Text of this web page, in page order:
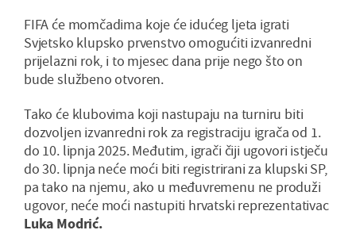
FIFA će momčadima koje će idućeg ljeta igrati
Svjetsko klupsko prvenstvo omogućiti izvanredni
prijelazni rok, i to mjesec dana prije nego što on
bude službeno otvoren.
Tako će klubovima koji nastupaju na turniru biti
dozvoljen izvanredni rok za registraciju igrača od 1.
do 10. lipnja 2025. Međutim, igrači čiji ugovori istječu
do 30. lipnja neće moći biti registrirani za klupski SP,
pa tako na njemu, ako u međuvremenu ne produži
ugovor, neće moći nastupiti hrvatski reprezentativac
Luka Modrić.